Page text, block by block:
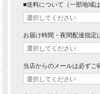
■送料について（一部地域
お届け時間・夜間配達指定
当店からのメールは必ずご